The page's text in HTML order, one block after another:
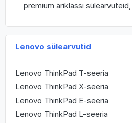
Lenovo sülearvutid
Lenovo ThinkPad T-seeria
Lenovo ThinkPad X-seeria
Lenovo ThinkPad E-seeria
Lenovo ThinkPad L-seeria
premium äriklassi sülearvuteid,